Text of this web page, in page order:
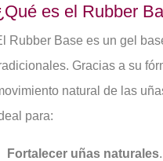
es el Rubber
Rubber Base es un gel
Gracias a su
natural de las
para:
Fortalecer uñas naturales.